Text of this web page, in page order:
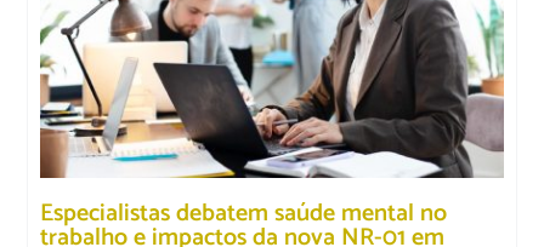
Especialistas debatem saúde mental no
trabalho e impactos da nova NR-01 em